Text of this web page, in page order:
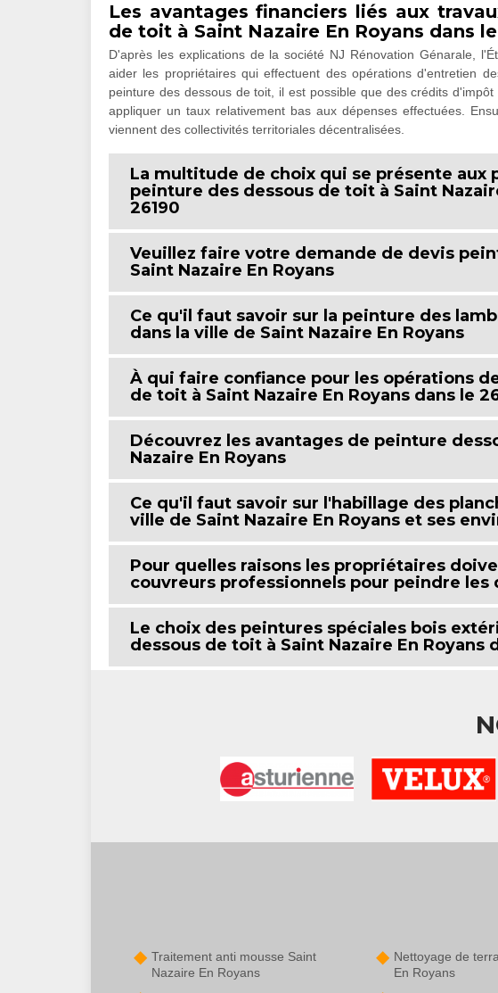
Les avantages financiers liés aux
de toit à Saint Nazaire En Royans dans
D'après les explications de la société NJ Rénovation Génarale,
aider les propriétaires qui effectuent des opérations d'entretien
peinture des dessous de toit, il est possible que des crédits
appliquer un taux relativement bas aux dépenses effectuées.
viennent des collectivités territoriales décentralisées.
La multitude de choix qui se présente aux
peinture des dessous de toit à Saint
26190
Veuillez faire votre demande de devis
Saint Nazaire En Royans
Ce qu'il faut savoir sur la peinture des
dans la ville de Saint Nazaire En Royans
À qui faire confiance pour les opérations
de toit à Saint Nazaire En Royans dans le
Découvrez les avantages de peinture
Nazaire En Royans
Ce qu'il faut savoir sur l'habillage des
ville de Saint Nazaire En Royans et ses
Pour quelles raisons les propriétaires
couvreurs professionnels pour peindre les
Le choix des peintures spéciales bois
dessous de toit à Saint Nazaire En Royans
Traitement anti mousse Saint
Nazaire En Royans
Nettoyage de
En Royans